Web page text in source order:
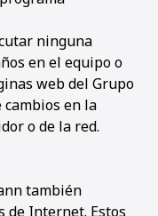
ninguna
en el equipo o
web del Grupo
en la
o de la red.
también
de Internet. Estos